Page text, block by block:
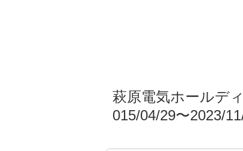
萩原電気ホールデ
015/04/29〜2023/